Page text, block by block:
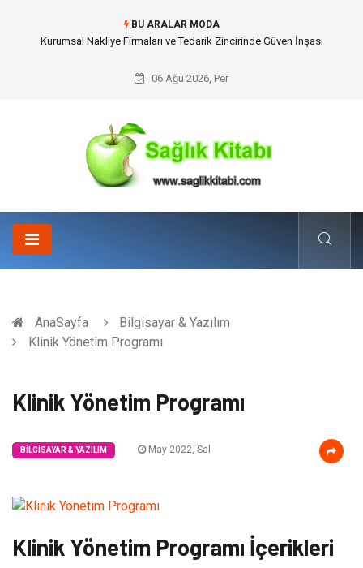
BU ARALAR MODA
Kurumsal Nakliye Firmaları ve Tedarik Zincirinde Güven İnşası
06 Ağu 2026, Per
AnaSayfa
Bilgisayar & Yazılım
Klinik Yönetim Programı
Klinik Yönetim Programı
BILGISAYAR & YAZILIM May 2022, Sal
Klinik Yönetim Programı İçerikleri